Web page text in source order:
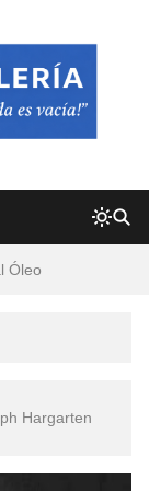
Óleo
Febrero
Hargarten